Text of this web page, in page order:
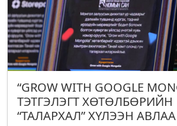
“GROW WITH GOOGLE
ТЭТГЭЛЭГТ ХӨТӨЛБӨРИЙН
“ТАЛАРХАЛ” ХҮЛЭЭН АВЛАА